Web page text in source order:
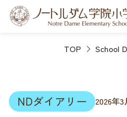
TOP School
NDダイアリー 2026年3